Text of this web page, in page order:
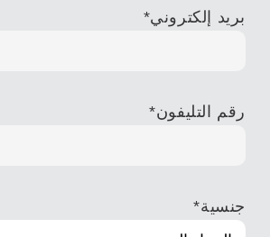
بريد إلكتروني*
رقم التليفون*
جنسية*